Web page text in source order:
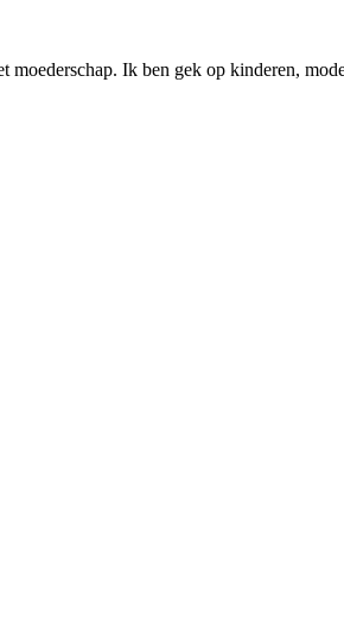
Ik ben gek op kinderen,